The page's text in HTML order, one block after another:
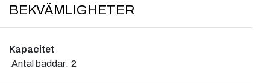
BEKVÄMLIGHETER
Kapacitet
Antal bäddar: 2